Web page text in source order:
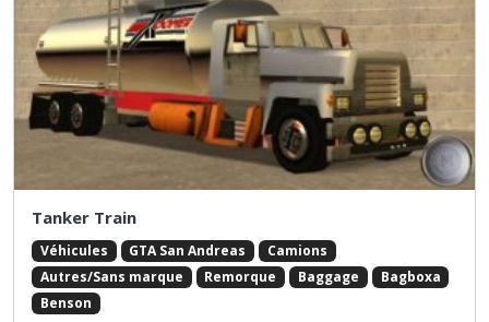
Tanker Train
Véhicules GTA San Andreas
Camions
Autres/Sans marque
Remorque Baggage
Bagboxa
Benson